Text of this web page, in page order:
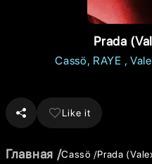
Prada
Cassö RAYE
Like it
Главная Cassö Prada